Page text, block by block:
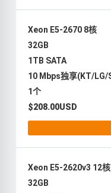
Xeon E5-2670 8核
32GB
1TB SATA
10 Mbps独享(KT/LG/
1个
$208.00USD
Xeon E5-2620v3 12核
32GB